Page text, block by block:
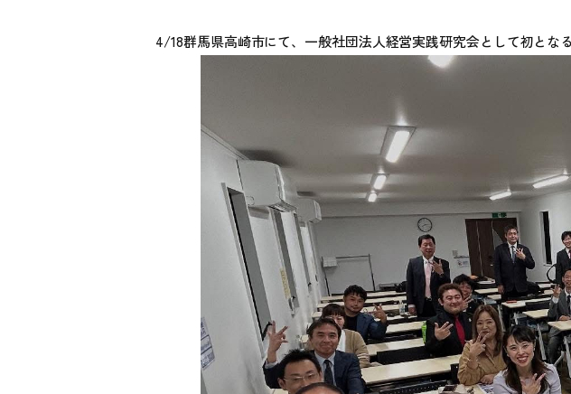
4/18群馬県高崎市にて、一般社団法人経営実践研究会として初とな